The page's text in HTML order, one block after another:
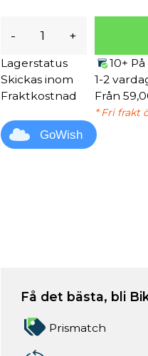
- +
Lagerstatus
10+
Skickas inom
1-2
Fraktkostnad
Från
* Fri frakt
GoWish
Få det bästa, bli
Prismatch